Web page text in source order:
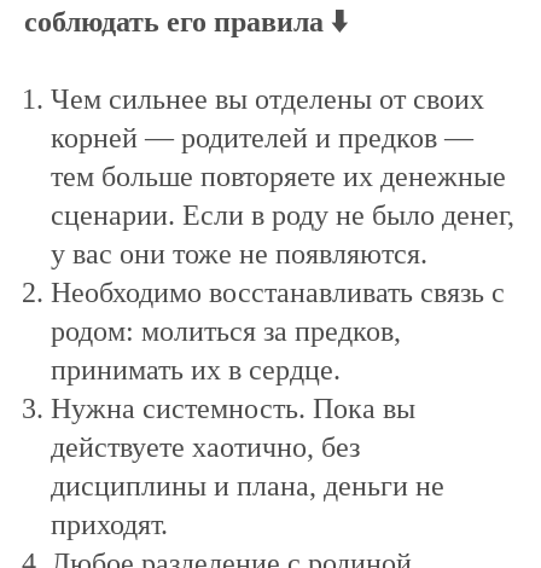
соблюдать его правила ⬇️
Чем сильнее вы отделены от своих
корней — родителей и предков —
тем больше повторяете их денежные
сценарии. Если в роду не было денег,
у вас они тоже не появляются.
Необходимо восстанавливать связь с
родом: молиться за предков,
принимать их в сердце.
Нужна системность. Пока вы
действуете хаотично, без
дисциплины и плана, деньги не
приходят.